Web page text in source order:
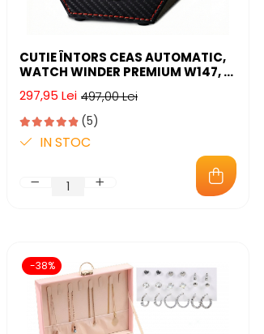
CUTIE ÎNTORS CEAS AUTOMATIC,
WATCH WINDER PREMIUM W147, 1
MOTOR SILENȚIOS, ALIMENTARE LA
PRIZĂ
497,00 Lei
297,95 Lei
(5)
IN STOC
-38%